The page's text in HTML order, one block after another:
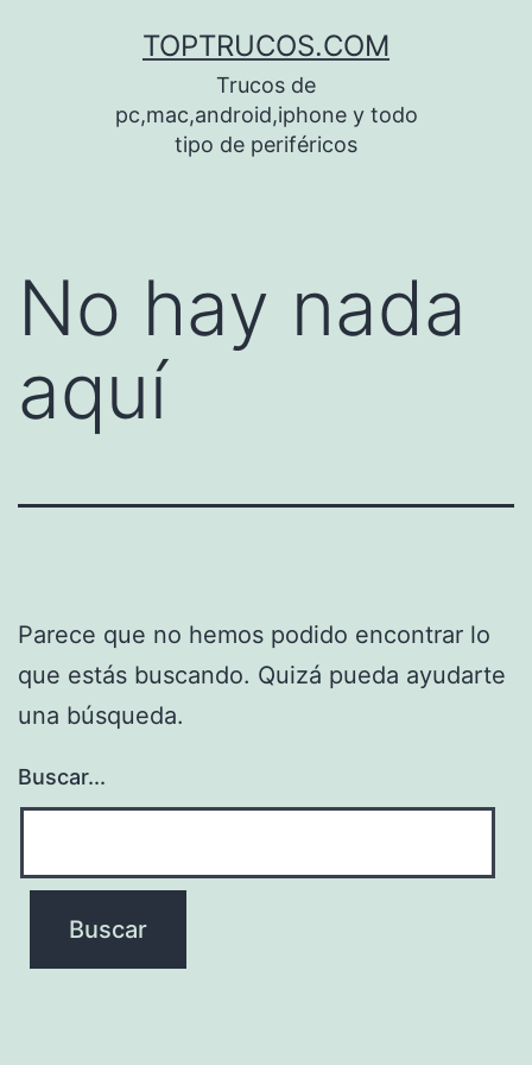
TOPTRUCOS.COM
Trucos de
pc,mac,android,iphone y todo
tipo de periféricos
No hay nada
aquí
Parece que no hemos podido encontrar lo
que estás buscando. Quizá pueda ayudarte
una búsqueda.
Buscar...